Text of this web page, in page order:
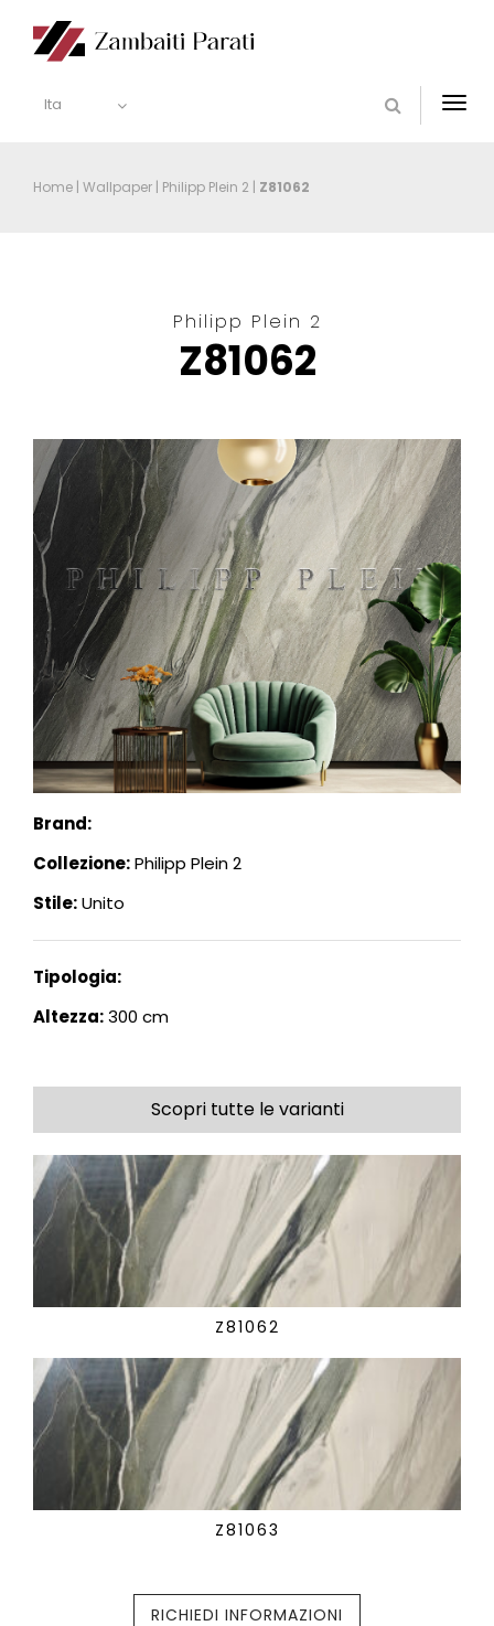
Ita
Home | Wallpaper | Philipp Plein 2 | Z81062
Philipp Plein 2
Z81062
Brand:
Collezione:Philipp Plein 2
Stile:Unito
Tipologia:
Altezza:300 cm
Scopri tutte le varianti
Z81062
Z81063
RICHIEDI INFORMAZIONI